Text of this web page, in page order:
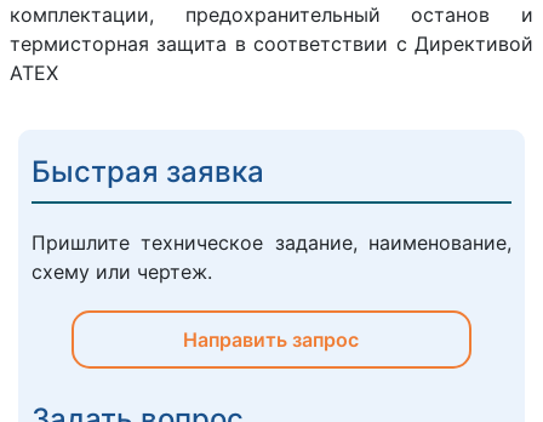
комплектации, предохранительный останов и
термисторная защита в соответствии с Директивой
ATEX
Быстрая заявка
Пришлите техническое задание, наименование,
схему или чертеж.
Направить запрос